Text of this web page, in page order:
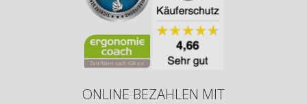
ONLINE BEZAHLEN MIT